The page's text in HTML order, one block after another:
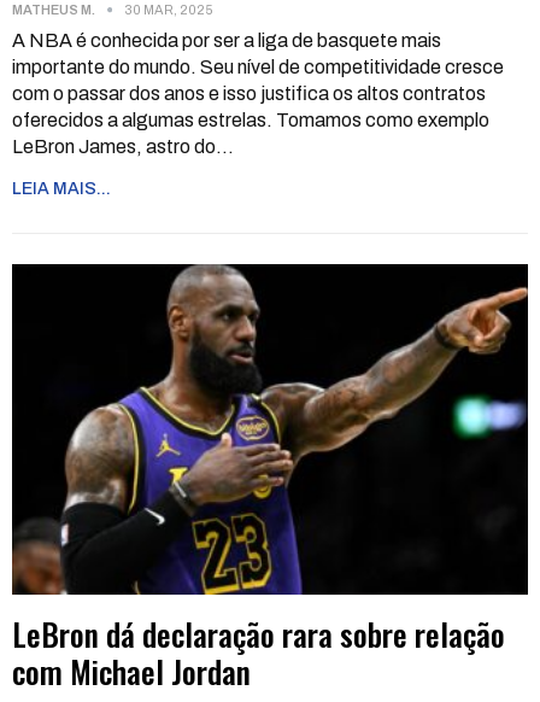
MATHEUS M. 30 MAR, 2025
A NBA é conhecida por ser a liga de basquete mais
importante do mundo. Seu nível de competitividade cresce
com o passar dos anos e isso justifica os altos contratos
oferecidos a algumas estrelas. Tomamos como exemplo
LeBron James, astro do…
LEIA MAIS...
LeBron dá declaração rara sobre relação
com Michael Jordan